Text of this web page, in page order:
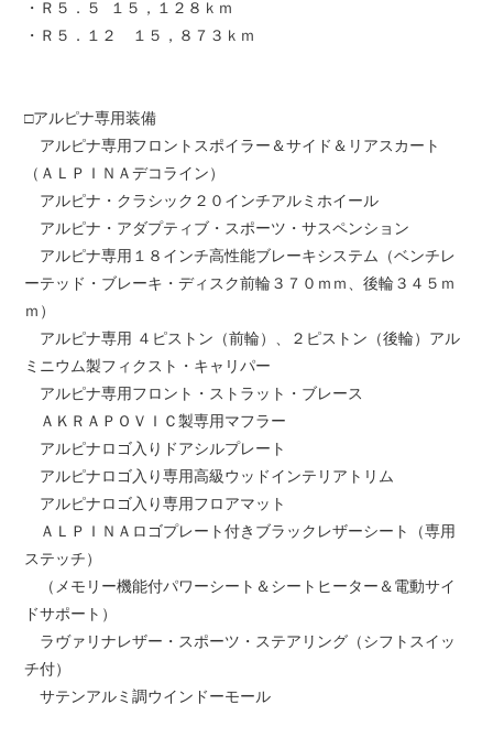
・Ｒ５．５ １５，１２８ｋｍ
・Ｒ５．１２ １５，８７３ｋｍ
□アルピナ専用装備
アルピナ専用フロントスポイラー＆サイド＆リアスカート
（ＡＬＰＩＮＡデコライン）
アルピナ・クラシック２０インチアルミホイール
アルピナ・アダプティブ・スポーツ・サスペンション
アルピナ専用１８インチ高性能ブレーキシステム（ベンチレ
ーテッド・ブレーキ・ディスク前輪３７０ｍｍ、後輪３４５ｍ
ｍ）
アルピナ専用 ４ピストン（前輪）、２ピストン（後輪）アル
ミニウム製フィクスト・キャリパー
アルピナ専用フロント・ストラット・ブレース
ＡＫＲＡＰＯＶＩＣ製専用マフラー
アルピナロゴ入りドアシルプレート
アルピナロゴ入り専用高級ウッドインテリアトリム
アルピナロゴ入り専用フロアマット
ＡＬＰＩＮＡロゴプレート付きブラックレザーシート（専用
ステッチ）
（メモリー機能付パワーシート＆シートヒーター＆電動サイ
ドサポート）
ラヴァリナレザー・スポーツ・ステアリング（シフトスイッ
チ付）
サテンアルミ調ウインドーモール